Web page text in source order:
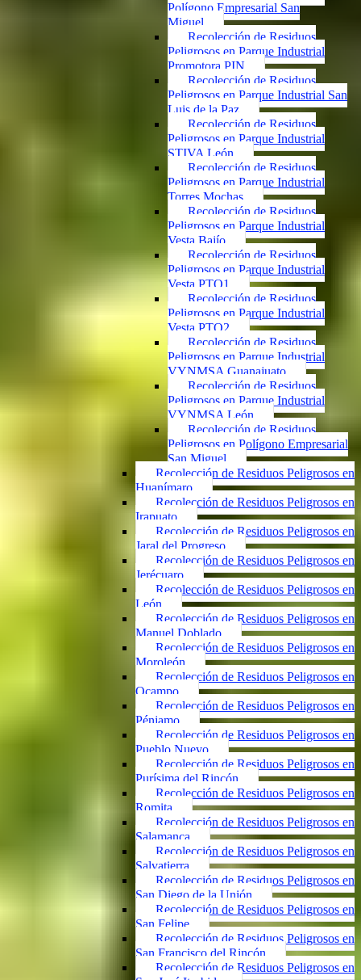
Polígono Empresarial San
Miguel
Recolección de Residuos
Peligrosos en Parque Industrial
Promotora PIN
Recolección de Residuos
Peligrosos en Parque Industrial San
Luis de la Paz
Recolección de Residuos
Peligrosos en Parque Industrial
STIVA León
Recolección de Residuos
Peligrosos en Parque Industrial
Torres Mochas
Recolección de Residuos
Peligrosos en Parque Industrial
Vesta Bajío
Recolección de Residuos
Peligrosos en Parque Industrial
Vesta PTO1
Recolección de Residuos
Peligrosos en Parque Industrial
Vesta PTO2
Recolección de Residuos
Peligrosos en Parque Industrial
VYNMSA Guanajuato
Recolección de Residuos
Peligrosos en Parque Industrial
VYNMSA León
Recolección de Residuos
Peligrosos en Polígono Empresarial
San Miguel
Recolección de Residuos Peligrosos en
Huanímaro
Recolección de Residuos Peligrosos en
Irapuato
Recolección de Residuos Peligrosos en
Jaral del Progreso
Recolección de Residuos Peligrosos en
Jerécuaro
Recolección de Residuos Peligrosos en
León
Recolección de Residuos Peligrosos en
Manuel Doblado
Recolección de Residuos Peligrosos en
Moroleón
Recolección de Residuos Peligrosos en
Ocampo
Recolección de Residuos Peligrosos en
Pénjamo
Recolección de Residuos Peligrosos en
Pueblo Nuevo
Recolección de Residuos Peligrosos en
Purísima del Rincón
Recolección de Residuos Peligrosos en
Romita
Recolección de Residuos Peligrosos en
Salamanca
Recolección de Residuos Peligrosos en
Salvatierra
Recolección de Residuos Peligrosos en
San Diego de la Unión
Recolección de Residuos Peligrosos en
San Felipe
Recolección de Residuos Peligrosos en
San Francisco del Rincón
Recolección de Residuos Peligrosos en